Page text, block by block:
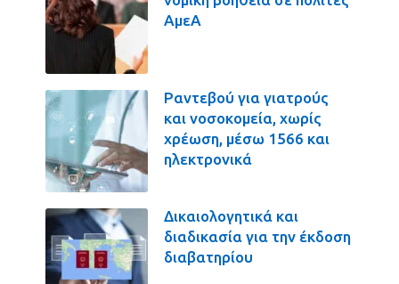
ΑμεΑ
Ραντεβού για γιατρούς
και νοσοκομεία, χωρίς
χρέωση, μέσω 1566 και
ηλεκτρονικά
Δικαιολογητικά και
διαδικασία για την έκδοση
διαβατηρίου